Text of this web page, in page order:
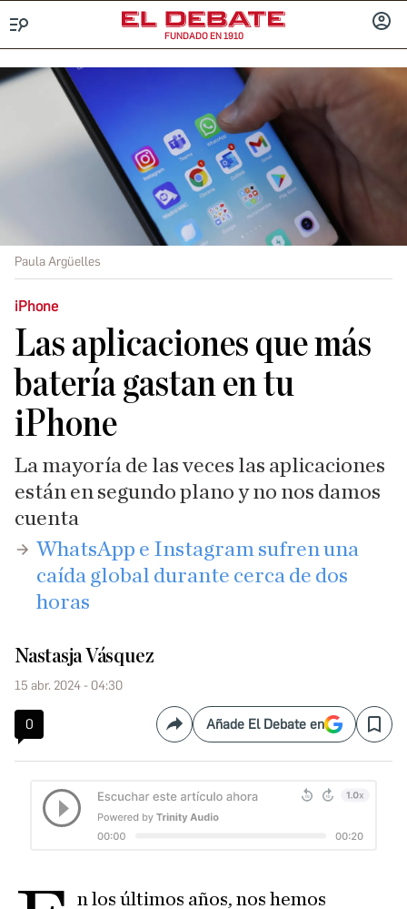
FUNDADO EN 1910
Paula Argüelles
iPhone
Las aplicaciones que más
batería gastan en tu
iPhone
La mayoría de las veces las aplicaciones
están en segundo plano y no nos damos
cuenta
​WhatsApp e Instagram sufren una
caída global durante cerca de dos
horas
Nastasja Vásquez
15 abr. 2024 - 04:30
0 CompartirAñade El Debate en Save
n los últimos años, nos hemos